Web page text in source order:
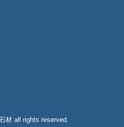
材 all rights reserved.